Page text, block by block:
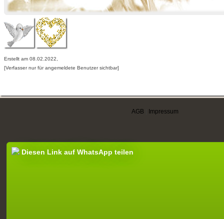
Erstellt am 08.02.2022,
[Verfasser nur für angemeldete Benutzer sichtbar]
AGB Impressum
Diesen Link auf WhatsApp teilen